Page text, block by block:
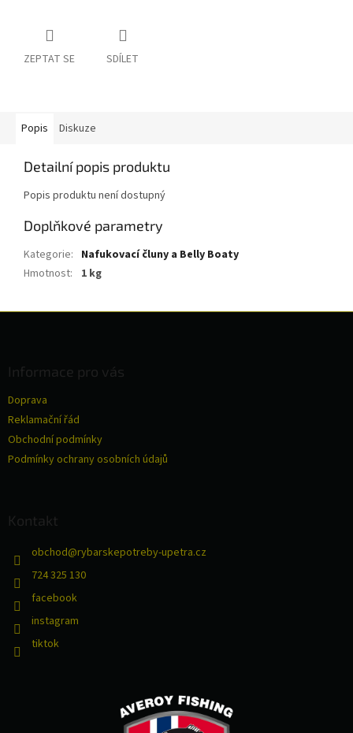
ZEPTAT SE SDÍLET
Popis Diskuze
Detailní popis produktu
Popis produktu není dostupný
Doplňkové parametry
Kategorie: Nafukovací čluny a Belly Boaty
Hmotnost: 1 kg
Informace pro vás
Doprava
Reklamační řád
Obchodní podmínky
Podmínky ochrany osobních údajů
Kontakt
obchod@rybarskepotreby-upetra.cz
724 325 130
facebook
instagram
tiktok